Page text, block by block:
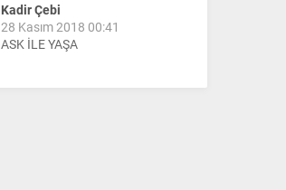
Kadir Çebi
28 Kasım 2018 00:41
ASK İLE YAŞA